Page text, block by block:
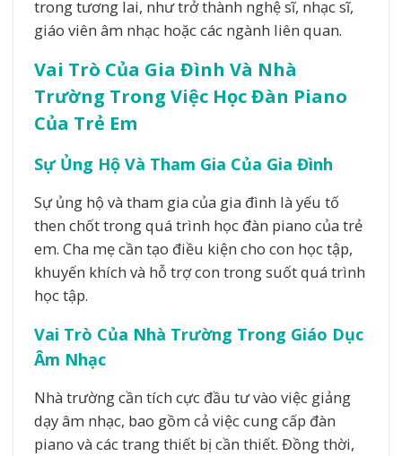
trong tương lai, như trở thành nghệ sĩ, nhạc sĩ,
giáo viên âm nhạc hoặc các ngành liên quan.
Vai Trò Của Gia Đình Và Nhà
Trường Trong Việc Học Đàn Piano
Của Trẻ Em
Sự Ủng Hộ Và Tham Gia Của Gia Đình
Sự ủng hộ và tham gia của gia đình là yếu tố
then chốt trong quá trình học đàn piano của trẻ
em. Cha mẹ cần tạo điều kiện cho con học tập,
khuyến khích và hỗ trợ con trong suốt quá trình
học tập.
Vai Trò Của Nhà Trường Trong Giáo Dục
Âm Nhạc
Nhà trường cần tích cực đầu tư vào việc giảng
dạy âm nhạc, bao gồm cả việc cung cấp đàn
piano và các trang thiết bị cần thiết. Đồng thời,